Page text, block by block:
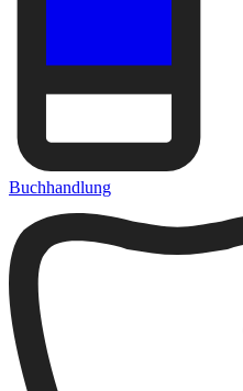
Buchhandlung